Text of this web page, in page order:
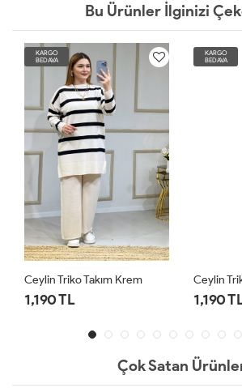
Bu Ürünler İlginizi
KARGO
BEDAVA
Ceylin Triko Takım Krem
1,190 TL
KARGO
BEDAVA
Ceylin
1,190
Çok Satan